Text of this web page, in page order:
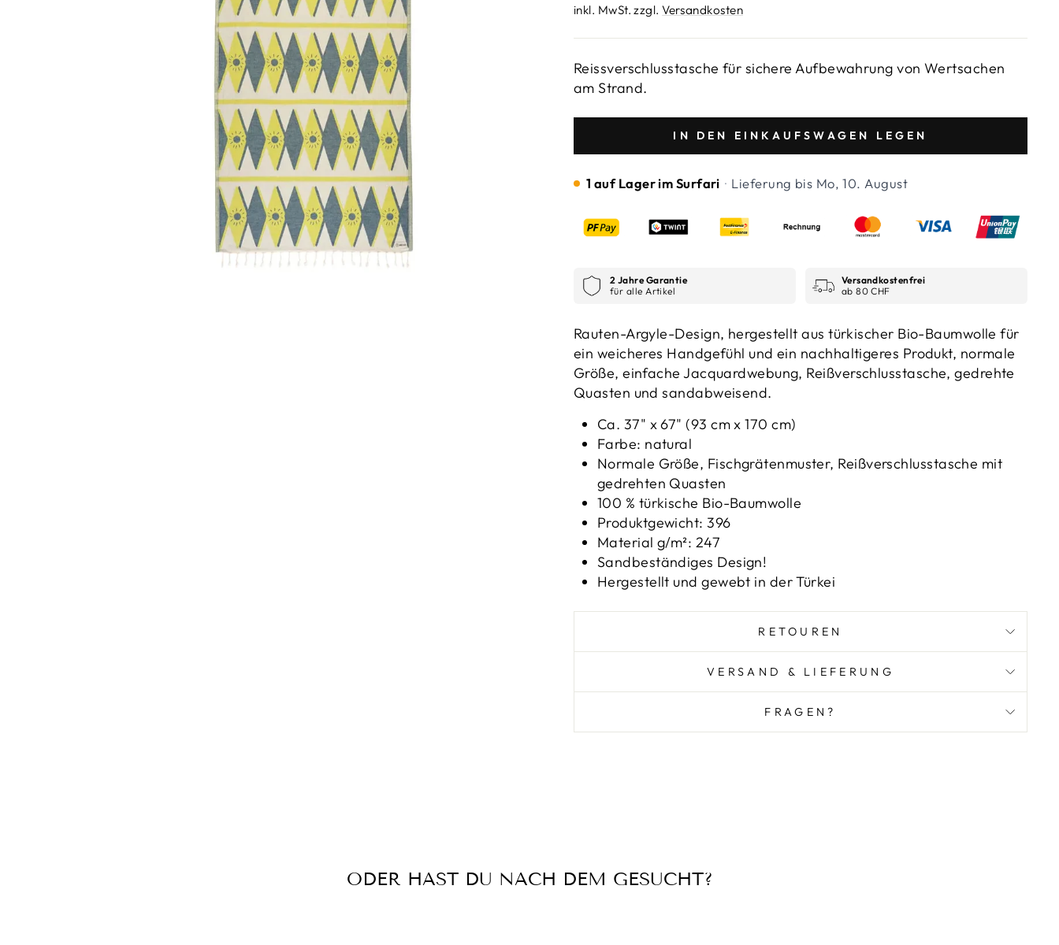
Preis
inkl. MwSt. zzgl.Versandkosten
Reissverschlusstasche für sichere Aufbewahrung von Wertsachen
am Strand.
IN DEN EINKAUFSWAGEN LEGEN
1 auf Lager im Surfari · Lieferung bis Mo, 10. August
2 Jahre Garantie
für alle Artikel
Versandkostenfrei
ab 80 CHF
Rauten-Argyle-Design, hergestellt aus türkischer Bio-Baumwolle für
ein weicheres Handgefühl und ein nachhaltigeres Produkt, normale
Größe, einfache Jacquardwebung, Reißverschlusstasche, gedrehte
Quasten und sandabweisend.
Ca. 37" x 67" (93 cm x 170 cm)
Farbe: natural
Normale Größe, Fischgrätenmuster, Reißverschlusstasche mit
gedrehten Quasten
100 % türkische Bio-Baumwolle
Produktgewicht: 396
Material g/m²: 247
Sandbeständiges Design!
Hergestellt und gewebt in der Türkei
RETOUREN
VERSAND & LIEFERUNG
FRAGEN?
ODER HAST DU NACH DEM GESUCHT?